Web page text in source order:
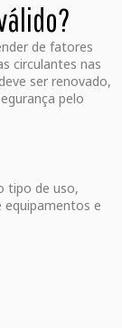
de fatores
circulantes nas
ser renovado,
pelo
tipo de uso,
e